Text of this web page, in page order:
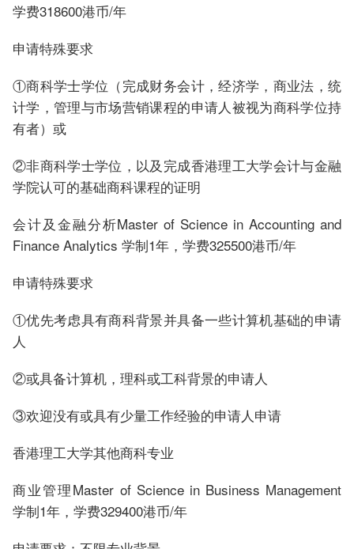
学费318600港币/年
申请特殊要求
①商科学士学位（完成财务会计，经济学，商业法，统
计学，管理与市场营销课程的申请人被视为商科学位持
有者）或
②非商科学士学位，以及完成香港理工大学会计与金融
学院认可的基础商科课程的证明
会计及金融分析Master of Science in Accounting and
Finance Analytics 学制1年，学费325500港币/年
申请特殊要求
①优先考虑具有商科背景并具备一些计算机基础的申请
人
②或具备计算机，理科或工科背景的申请人
③欢迎没有或具有少量工作经验的申请人申请
香港理工大学其他商科专业
商业管理Master of Science in Business Management
学制1年，学费329400港币/年